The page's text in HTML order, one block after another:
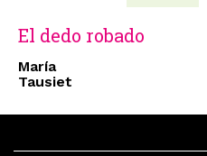
El dedo robado
María
Tausiet